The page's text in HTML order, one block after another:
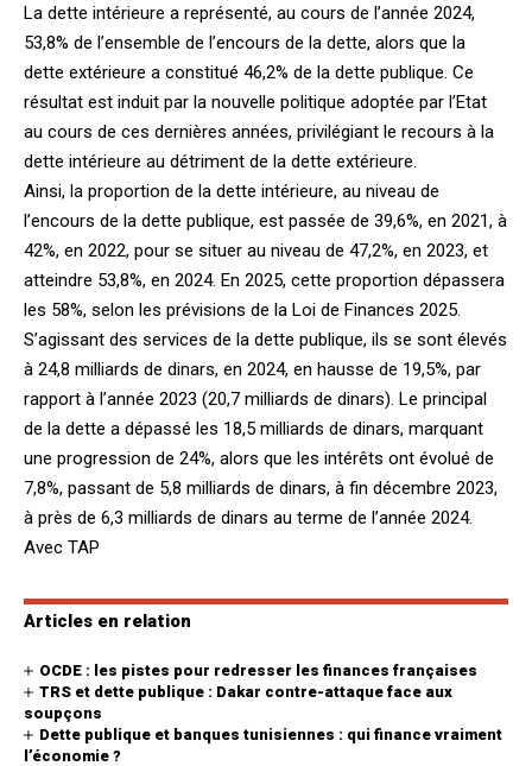
La dette intérieure a représenté, au cours de l’année 2024,
53,8% de l’ensemble de l’encours de la dette, alors que la
dette extérieure a constitué 46,2% de la dette publique. Ce
résultat est induit par la nouvelle politique adoptée par l’Etat
au cours de ces dernières années, privilégiant le recours à la
dette intérieure au détriment de la dette extérieure.
Ainsi, la proportion de la dette intérieure, au niveau de
l’encours de la dette publique, est passée de 39,6%, en 2021, à
42%, en 2022, pour se situer au niveau de 47,2%, en 2023, et
atteindre 53,8%, en 2024. En 2025, cette proportion dépassera
les 58%, selon les prévisions de la Loi de Finances 2025.
S’agissant des services de la dette publique, ils se sont élevés
à 24,8 milliards de dinars, en 2024, en hausse de 19,5%, par
rapport à l’année 2023 (20,7 milliards de dinars). Le principal
de la dette a dépassé les 18,5 milliards de dinars, marquant
une progression de 24%, alors que les intérêts ont évolué de
7,8%, passant de 5,8 milliards de dinars, à fin décembre 2023,
à près de 6,3 milliards de dinars au terme de l’année 2024.
Avec TAP
Articles en relation
OCDE : les pistes pour redresser les finances françaises
TRS et dette publique : Dakar contre-attaque face aux
soupçons
Dette publique et banques tunisiennes : qui finance vraiment
l’économie ?